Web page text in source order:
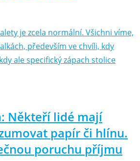
je zcela normální. Všichni víme,
především ve chvíli, kdy
ale specifický zápach stolice
Někteří lidé mají
papír či hlínu.
poruchu příjmu